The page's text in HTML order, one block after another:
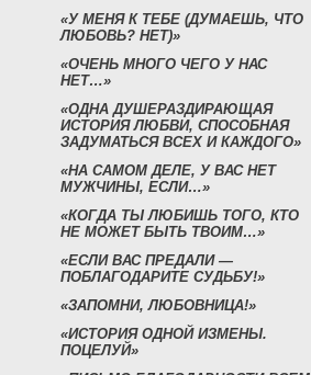
«У МЕНЯ К ТЕБЕ (ДУМАЕШЬ, ЧТО
ЛЮБОВЬ? НЕТ)»
«ОЧЕНЬ МНОГО ЧЕГО У НАС
НЕТ…»
«ОДНА ДУШЕРАЗДИРАЮЩАЯ
ИСТОРИЯ ЛЮБВИ, СПОСОБНАЯ
ЗАДУМАТЬСЯ ВСЕХ И КАЖДОГО»
«НА САМОМ ДЕЛЕ, У ВАС НЕТ
МУЖЧИНЫ, ЕСЛИ…»
«КОГДА ТЫ ЛЮБИШЬ ТОГО, КТО
НЕ МОЖЕТ БЫТЬ ТВОИМ…»
«ЕСЛИ ВАС ПРЕДАЛИ —
ПОБЛАГОДАРИТЕ СУДЬБУ!»
«ЗАПОМНИ, ЛЮБОВНИЦА!»
«ИСТОРИЯ ОДНОЙ ИЗМЕНЫ.
ПОЦЕЛУЙ»